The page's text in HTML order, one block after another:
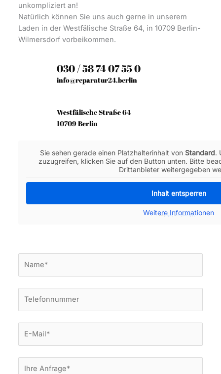
unkompliziert an!
Natürlich können Sie uns auch gerne in unserem
Laden in der Westfälische Straße 64, in 10709 Berlin-
Wilmersdorf vorbeikommen.
030 / 58 74 07 55 0
info@reparatur24.berlin
Westfälische Straße 64
10709 Berlin
Sie sehen gerade einen Platzhalterinhalt von Standard.
zuzugreifen, klicken Sie auf den Button unten. Bitte
Drittanbieter weitergegeben
Inhalt entsperren
Weitere Informationen